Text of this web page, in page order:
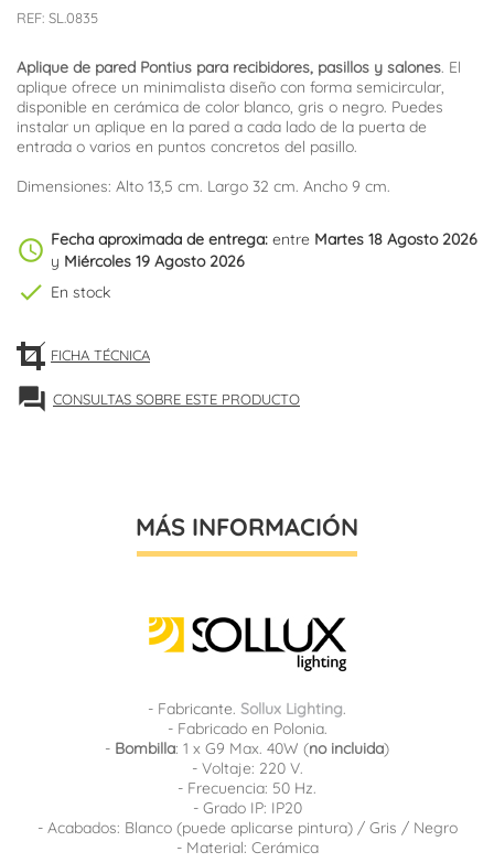
REF: SL.0835
Aplique de pared Pontius para recibidores, pasillos y salones. El
aplique ofrece un minimalista diseño con forma semicircular,
disponible en cerámica de color blanco, gris o negro. Puedes
instalar un aplique en la pared a cada lado de la puerta de
entrada o varios en puntos concretos del pasillo.
Dimensiones: Alto 13,5 cm. Largo 32 cm. Ancho 9 cm.
schedule Fecha aproximada de entrega: entre Martes 18 Agosto 2026
y Miércoles 19 Agosto 2026
check En stock
FICHA TÉCNICA
forum CONSULTAS SOBRE ESTE PRODUCTO
MÁS INFORMACIÓN
- Fabricante. Sollux Lighting.
- Fabricado en Polonia.
- Bombilla: 1 x G9 Max. 40W (no incluida)
- Voltaje: 220 V.
- Frecuencia: 50 Hz.
- Grado IP: IP20
- Acabados: Blanco (puede aplicarse pintura) / Gris / Negro
- Material: Cerámica